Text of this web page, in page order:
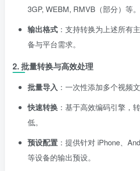
3GP, WEBM, RMVB（部分）等。
输出格式 ：支持转换为上述所有
备与平台需求。
2. 批量转换与高效处理
批量导入 ：一次性添加多个视频
快速转换 ：基于高效编码引擎，
低。
预设配置 ：提供针对 iPhone、
等设备的输出预设。